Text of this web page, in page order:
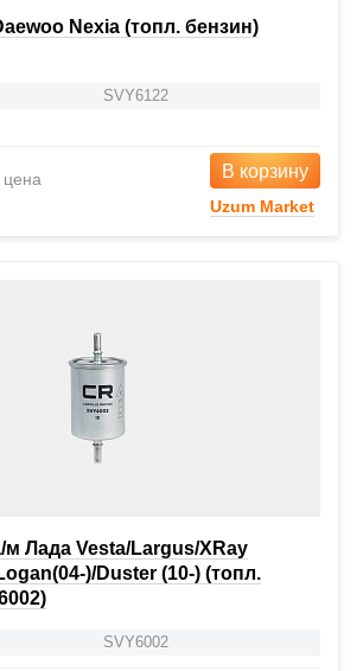
Nexia (топл. бензин)
SVY6122
цена В корзину
Uzum Market
Лада Vesta/Largus/XRay
)/Duster (10-) (топл.
SVY6002